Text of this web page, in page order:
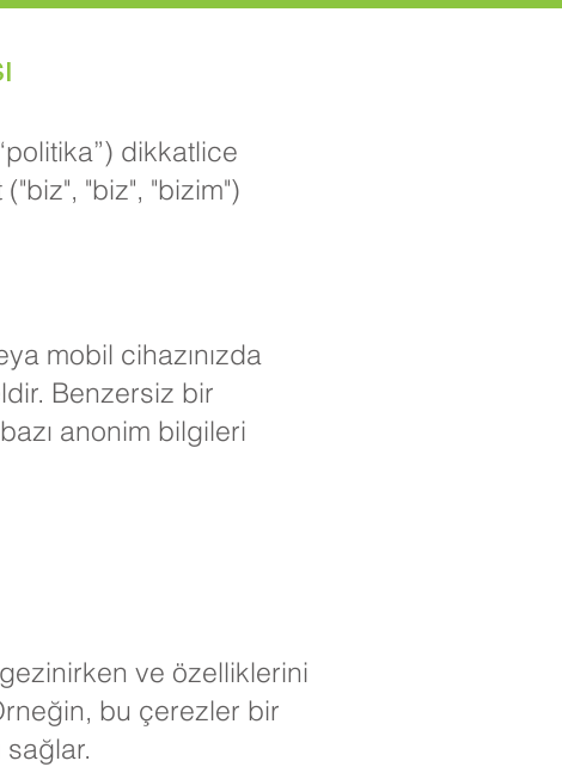
dikkatlice
"biz", "bizim")
mobil cihazınızda
Benzersiz bir
anonim bilgileri
ve özelliklerini
bu çerezler bir
sağlar.